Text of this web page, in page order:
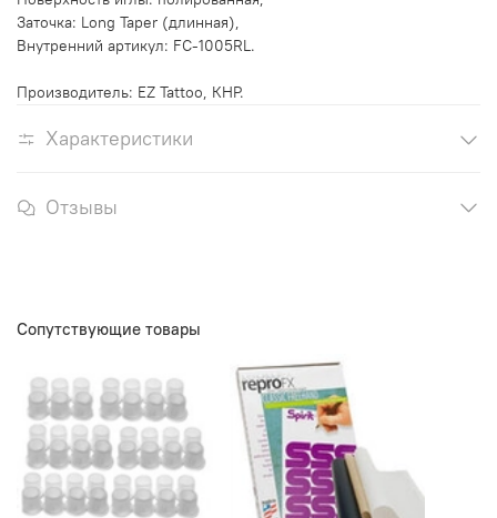
Заточка: Long Taper (длинная),
Внутренний артикул: FC-1005RL.
Производитель: EZ Tattoo, КНР.
Характеристики
Отзывы
Сопутствующие товары